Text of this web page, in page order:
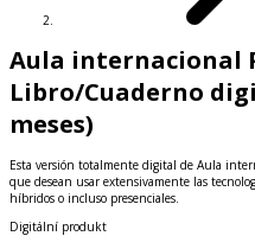
Aula internacional
Libro/Cuaderno
meses)
Esta versión totalmente digital de Aula
que desean usar extensivamente las
híbridos o incluso presenciales.
Digitální produkt